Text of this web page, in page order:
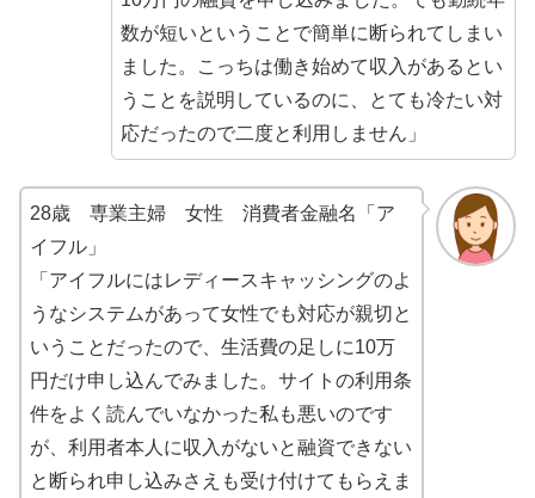
数が短いということで簡単に断られてしまい
ました。こっちは働き始めて収入があるとい
うことを説明しているのに、とても冷たい対
応だったので二度と利用しません」
28歳 専業主婦 女性 消費者金融名「ア
イフル」
「アイフルにはレディースキャッシングのよ
うなシステムがあって女性でも対応が親切と
いうことだったので、生活費の足しに10万
円だけ申し込んでみました。サイトの利用条
件をよく読んでいなかった私も悪いのです
が、利用者本人に収入がないと融資できない
と断られ申し込みさえも受け付けてもらえま